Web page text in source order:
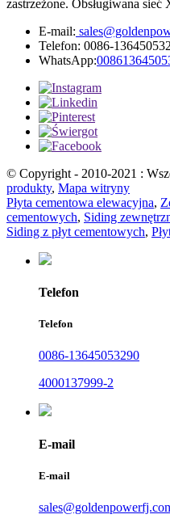
zastrzeżone. Obsługiwana
E-mail:
Telefon: 0086-
WhatsApp:
© Copyright - 2010-2021 :
produkty, Mapa witryny
Płyta cementowa elewacyjna,
cementowych, Siding
Siding z płyt cementowych,
Telefon
Telefon
0086-13645053290
4000137999-2
E-mail
E-mail